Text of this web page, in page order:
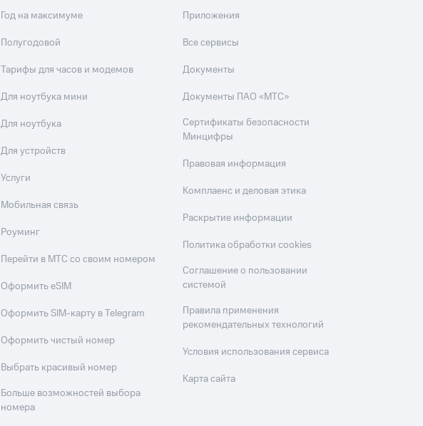
Год на максимуме
Полугодовой
Тарифы для часов и модемов
Для ноутбука мини
Для ноутбука
Для устройств
Услуги
Мобильная связь
Роуминг
Перейти в МТС со своим номером
Оформить eSIM
Оформить SIM-карту в Telegram
Оформить чистый номер
Выбрать красивый номер
Больше возможностей выбора
номера
Приложения
Все сервисы
Документы
Документы ПАО «МТС»
Сертификаты безопасности
Минцифры
Правовая информация
Комплаенс и деловая этика
Раскрытие информации
Политика обработки cookies
Соглашение о пользовании
системой
Правила применения
рекомендательных технологий
Условия использования сервиса
Карта сайта